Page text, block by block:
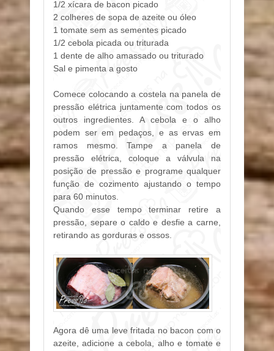
1/2 xícara de bacon picado
2 colheres de sopa de azeite ou óleo
1 tomate sem as sementes picado
1/2 cebola picada ou triturada
1 dente de alho amassado ou triturado
Sal e pimenta a gosto
Comece colocando a costela na panela de
pressão elétrica juntamente com todos os
outros ingredientes. A cebola e o alho
podem ser em pedaços, e as ervas em
ramos mesmo. Tampe a panela de
pressão elétrica, coloque a válvula na
posição de pressão e programe qualquer
função de cozimento ajustando o tempo
para 60 minutos.
Quando esse tempo terminar retire a
pressão, separe o caldo e desfie a carne,
retirando as gorduras e ossos.
Agora dê uma leve fritada no bacon com o
azeite, adicione a cebola, alho e tomate e